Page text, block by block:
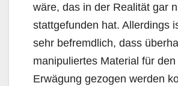
wäre, das in der Realität gar
stattgefunden hat. Allerdings
sehr befremdlich, dass
manipuliertes Material für
Erwägung gezogen werden